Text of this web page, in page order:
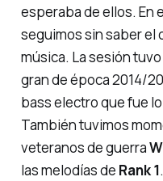
esperaba de ellos. En
seguimos sin saber el
música. La sesión
gran de época 2014/
bass electroque fue
También tuvimos
veteranos de guerra
las melodías de Rank 1